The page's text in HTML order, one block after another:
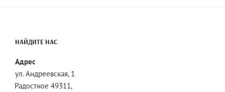
НАЙДИТЕ НАС
Адрес
ул. Андреевская, 1
Радостное 49311,